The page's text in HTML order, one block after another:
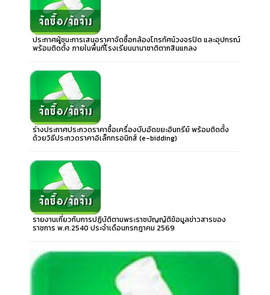
ประกาศผู้ชนะการเสนอราคาจัดซื้อกล้องโทรทัศน์วงจรปิด และอุปกรณ์
พร้อมติดตั้ง ภายในพื้นที่โรงเรียนนานาชาติตากสินแกลง
ร่างประกาศประกวดราคาซื้อเครื่องบีบอัดขยะอินทรีย์ พร้อมติดตั้ง
ด้วยวิธีประกวดราคาอิเล็กทรอนิกส์ (e-bidding)
รายงานเกี่ยวกับการปฏิบัติตามพระราชบัญญัติข้อมูลข่าวสารของ
ราชการ พ.ศ.2540 ประจำเดือนกรกฎาคม 2569